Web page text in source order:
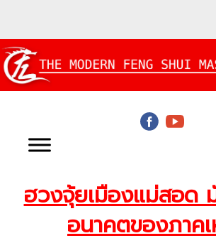
ฮวงจุ้ยเมืองแม่สอด
อนาคตของภาค